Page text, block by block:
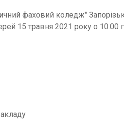
фаховий коледж"
15 травня 2021 року о 10.00